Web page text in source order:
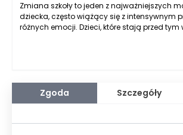
Zmiana szkoły to jeden z najważniejszych
dziecka, często wiążący się z intensywnym
różnych emocji. Dzieci, które stają przed tym
oraz stresu. Każde dziecko reaguje inaczej,
analizą i wsparciem emocjonalnym dzieci,
nieocenionym wsparciem w zrozumieniu
procesie adaptacji do nowego środowiska.
koledzy, a także inne wymagania
Zgoda Szczegóły